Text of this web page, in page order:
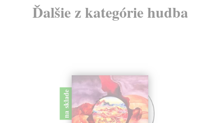
Ďalšie z kategórie hudba
na sklade